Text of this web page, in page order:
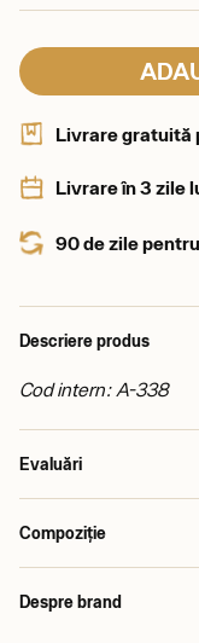
Livrare gratuită
Livrare în 3 zile
90 de zile
Descriere produs
Cod intern: A-338
Evaluări
Compoziție
Despre brand